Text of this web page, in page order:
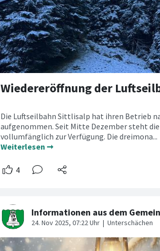
Wiedereröffnung der
Die Luftseilbahn Sittlisalp hat ihren Betrieb
aufgenommen. Seit Mitte Dezember steht
vollumfänglich zur Verfügung. Die dreimona...
Weiterlesen ➞